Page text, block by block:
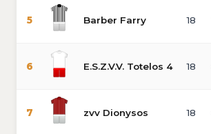
5 Barber Farry 18
6 E.S.Z.V.V. Totelos 4 18
7 zvv Dionysos 18